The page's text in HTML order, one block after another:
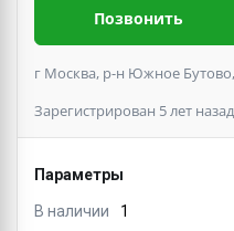
Позвонить
г Москва, р-н Южное
Зарегистрирован 5 лет назад
Параметры
В наличии
1